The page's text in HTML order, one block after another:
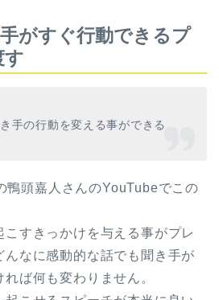
がすぐ行動できるプ
す
手の行動を変える事ができる
鴨頭嘉人さんのYouTubeでこの
こすきっかけを与える事がプレ
んなに感動的な話でも聞き手が
ば何も変わりません。